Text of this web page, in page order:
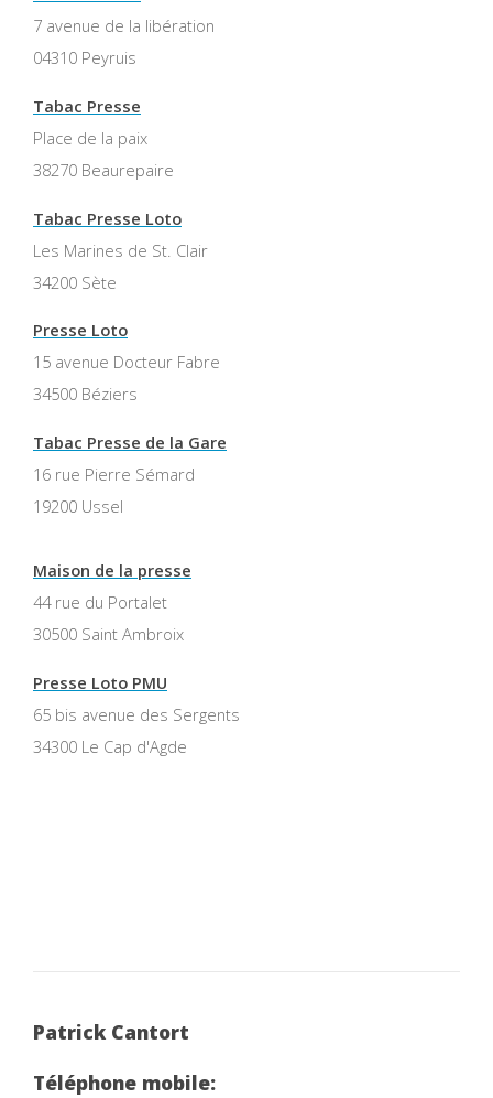
7 avenue de la libération
04310 Peyruis
Tabac Presse
Place de la paix
38270 Beaurepaire
Tabac Presse Loto
Les Marines de St. Clair
34200 Sète
Presse Loto
15 avenue Docteur Fabre
34500 Béziers
Tabac Presse de la Gare
16 rue Pierre Sémard
19200 Ussel
Maison de la presse
44 rue du Portalet
30500 Saint Ambroix
Presse Loto PMU
65 bis avenue des Sergents
34300 Le Cap d'Agde
Patrick Cantort
Téléphone mobile: